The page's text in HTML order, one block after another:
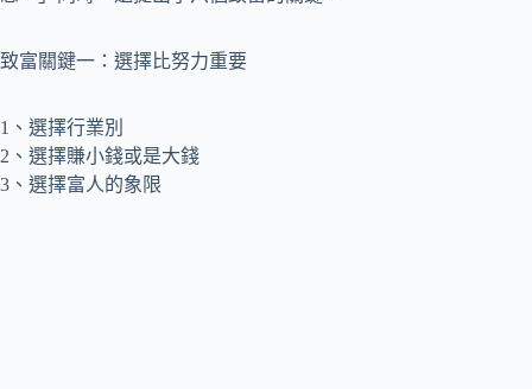
致富關鍵一：選擇比努力重要
1、選擇行業別
2、選擇賺小錢或是大錢
3、選擇富人的象限